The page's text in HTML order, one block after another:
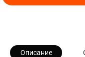
Описание